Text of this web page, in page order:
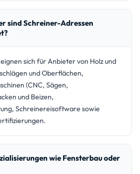
sind Schreiner-Adressen
sich für Anbieter von Holz und
und Oberflächen,
(CNC, Sägen,
und Beizen,
Schreinereisoftware sowie
wie Fensterbau oder